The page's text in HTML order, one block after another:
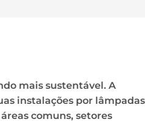
mais sustentável. A
instalações por lâmpadas
comuns, setores